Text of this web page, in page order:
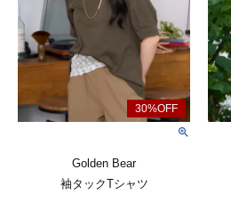
Golden Bear
袖タックTシャツ